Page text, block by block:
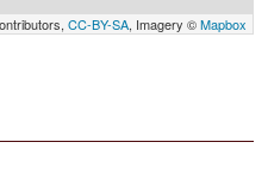
CC-BY-SA, Imagery ©Mapbox